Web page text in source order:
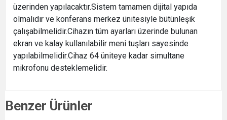
üzerinden yapılacaktır.Sistem tamamen dijital yapıda
olmalıdır ve konferans merkez ünitesiyle bütünleşik
çalışabilmelidir.Cihazın tüm ayarları üzerinde bulunan
ekran ve kalay kullanılabilir meni tuşları sayesinde
yapılabilmelidir.Cihaz 64 üniteye kadar simultane
mikrofonu desteklemelidir.
Benzer Ürünler